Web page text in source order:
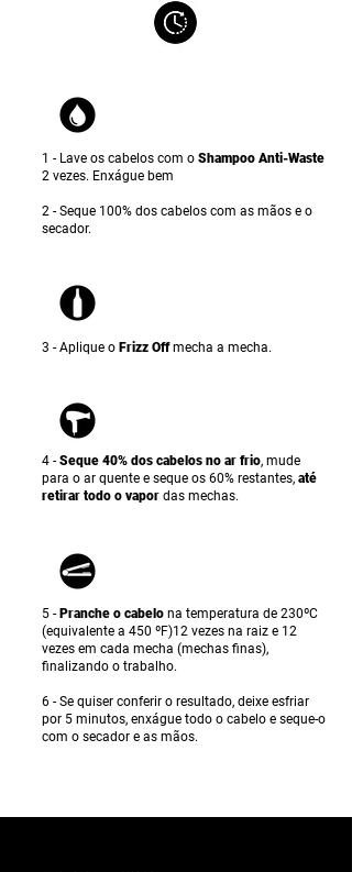
1 - Lave os cabelos com o Shampoo Anti-Waste
2 vezes. Enxágue bem
2 - Seque 100% dos cabelos com as mãos e o
secador.
3 - Aplique o Frizz Offmecha a mecha.
4 - Seque 40% dos cabelos no ar frio, mude
para o ar quente e seque os 60% restantes, até
retirar todo o vapor das mechas.
5 - Pranche o cabelo na temperatura de 230ºC
(equivalente a 450 ºF)12 vezes na raiz e 12
vezes em cada mecha (mechas finas),
finalizando o trabalho.
6 - Se quiser conferir o resultado, deixe esfriar
por 5 minutos, enxágue todo o cabelo e seque-o
com o secador e as mãos.